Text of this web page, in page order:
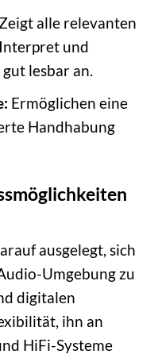
Zeigt alle relevanten
und
lesbar an.
Ermöglichen eine
Handhabung
ausgelegt, sich
Umgebung zu
digitalen
ihn an
HiFi-Systeme